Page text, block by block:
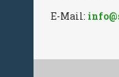
E-Mail: